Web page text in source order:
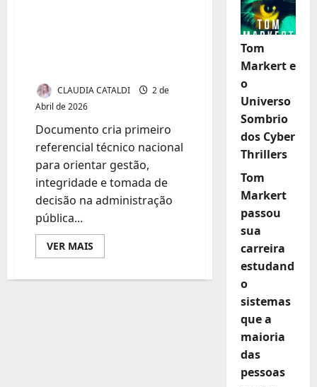
CLAUDIA CATALDI
2 de
Abril de 2026
Documento cria primeiro
referencial técnico nacional
para orientar gestão,
integridade e tomada de
decisão na administração
pública...
VER MAIS
mais
e
Tom
Markert e
o
Universo
Sombrio
dos Cyber
Thrillers
Tom
Markert
passou
sua
carreira
estudand
o
sistemas
que a
maioria
das
pessoas